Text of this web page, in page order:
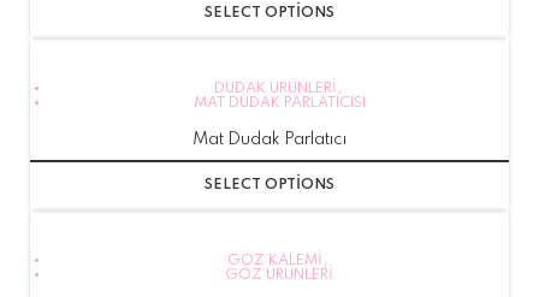
SELECT OPTIONS
DUDAK ÜRÜNLERI ,
MAT DUDAK PARLATICISI
Mat Dudak Parlatıcı
SELECT OPTIONS
GÖZ KALEMI ,
GÖZ ÜRÜNLERI